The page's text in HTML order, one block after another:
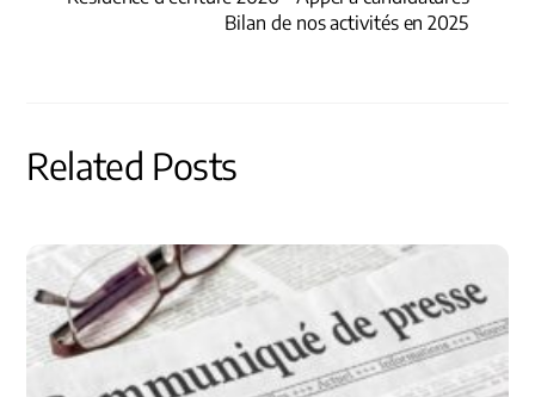
Bilan de nos activités en 2025
Related Posts